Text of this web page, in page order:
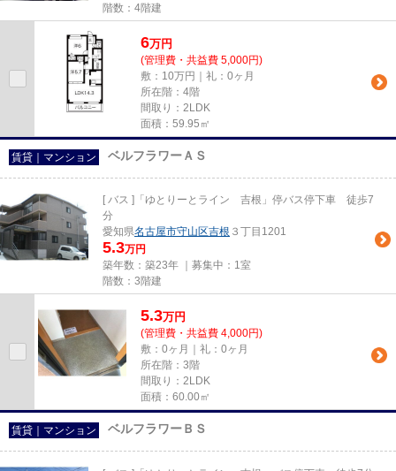
階数：4階建
6万円
(管理費・共益費 5,000円)
敷：10万円｜礼：0ヶ月
所在階：4階
間取り：2LDK
面積：59.95㎡
賃貸｜マンション ベルフラワーＡＳ
[ バス ]「ゆとりーとライン 吉根」停バス停下車 徒歩7
分
愛知県名古屋市守山区吉根 ３丁目1201
5.3万円
築年数：築23年 ｜募集中： 1室
階数：3階建
5.3万円
(管理費・共益費 4,000円)
敷：0ヶ月｜礼：0ヶ月
所在階：3階
間取り：2LDK
面積：60.00㎡
賃貸｜マンション ベルフラワーＢＳ